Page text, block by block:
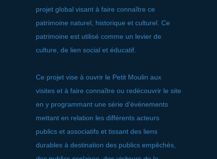
projet global visant à faire connaître ce
patrimoine naturel, historique et culturel. Ce
patrimoine est utilisé comme un levier de
culture, de lien social et éducatif.
Ce projet vise à ouvrir le Petit Moulin aux
visites et à faire connaître ou redécouvrir le site
en y programmant une série d'événements
mettant en relation les différents acteurs
publics et associatifs et tissant des liens
durables à destination des publics empêchés,